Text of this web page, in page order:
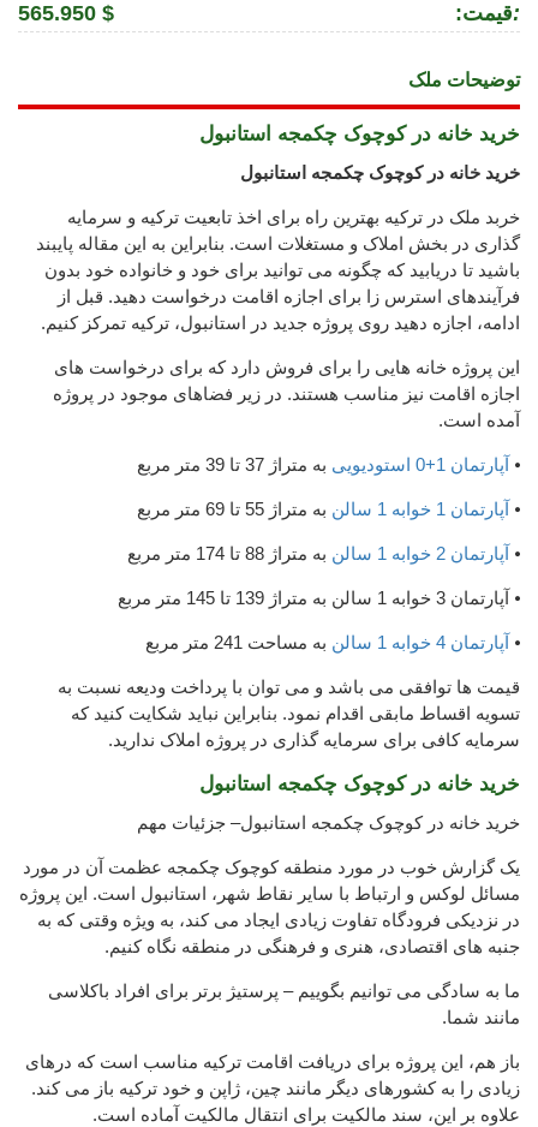
:قیمت:
565.950 $
توضیحات ملک
خرید خانه در کوچوک چکمجه استانبول
خرید خانه در کوچوک چکمجه استانبول
خربد ملک در ترکیه بهترین راه برای اخذ تابعیت ترکیه و سرمایه
گذاری در بخش املاک و مستغلات است. بنابراین به این مقاله پایبند
باشید تا دریابید که چگونه می توانید برای خود و خانواده خود بدون
فرآیندهای استرس زا برای اجازه اقامت درخواست دهید. قبل از
ادامه، اجازه دهید روی پروژه جدید در استانبول، ترکیه تمرکز کنیم.
این پروژه خانه هایی را برای فروش دارد که برای درخواست های
اجازه اقامت نیز مناسب هستند. در زیر فضاهای موجود در پروژه
آمده است.
⦁ آپارتمان 1+0 استودیویی به متراژ 37 تا 39 متر مربع
⦁ آپارتمان 1 خوابه 1 سالن به متراژ 55 تا 69 متر مربع
⦁ آپارتمان 2 خوابه 1 سالن به متراژ 88 تا 174 متر مربع
⦁ آپارتمان 3 خوابه 1 سالن به متراژ 139 تا 145 متر مربع
⦁ آپارتمان 4 خوابه 1 سالن به مساحت 241 متر مربع
قیمت ها توافقی می باشد و می توان با پرداخت ودیعه نسبت به
تسویه اقساط مابقی اقدام نمود. بنابراین نباید شکایت کنید که
سرمایه کافی برای سرمایه گذاری در پروژه املاک ندارید.
خرید خانه در کوچوک چکمجه استانبول
خرید خانه در کوچوک چکمجه استانبول– جزئیات مهم
یک گزارش خوب در مورد منطقه کوچوک چکمجه عظمت آن در مورد
مسائل لوکس و ارتباط با سایر نقاط شهر، استانبول است. این پروژه
در نزدیکی فرودگاه تفاوت زیادی ایجاد می کند، به ویژه وقتی که به
جنبه های اقتصادی، هنری و فرهنگی در منطقه نگاه کنیم.
ما به سادگی می توانیم بگوییم – پرستیژ برتر برای افراد باکلاسی
مانند شما.
باز هم، این پروژه برای دریافت اقامت ترکیه مناسب است که درهای
زیادی را به کشورهای دیگر مانند چین، ژاپن و خود ترکیه باز می کند.
علاوه بر این، سند مالکیت برای انتقال مالکیت آماده است.